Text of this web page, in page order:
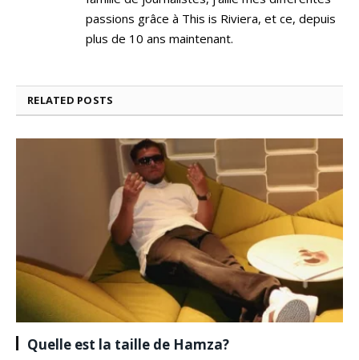
passions grâce à This is Riviera, et ce, depuis
plus de 10 ans maintenant.
RELATED POSTS
Quelle est la taille de Hamza?